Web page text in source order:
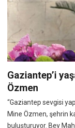
Gaziantep’i
Özmen
“Gaziantep sevgisi
Mine Özmen, şehrin
buluşturuyor. Bey